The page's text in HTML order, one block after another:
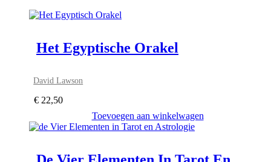
Het Egyptische Orakel
David Lawson
€ 22,50
Toevoegen aan winkelwagen